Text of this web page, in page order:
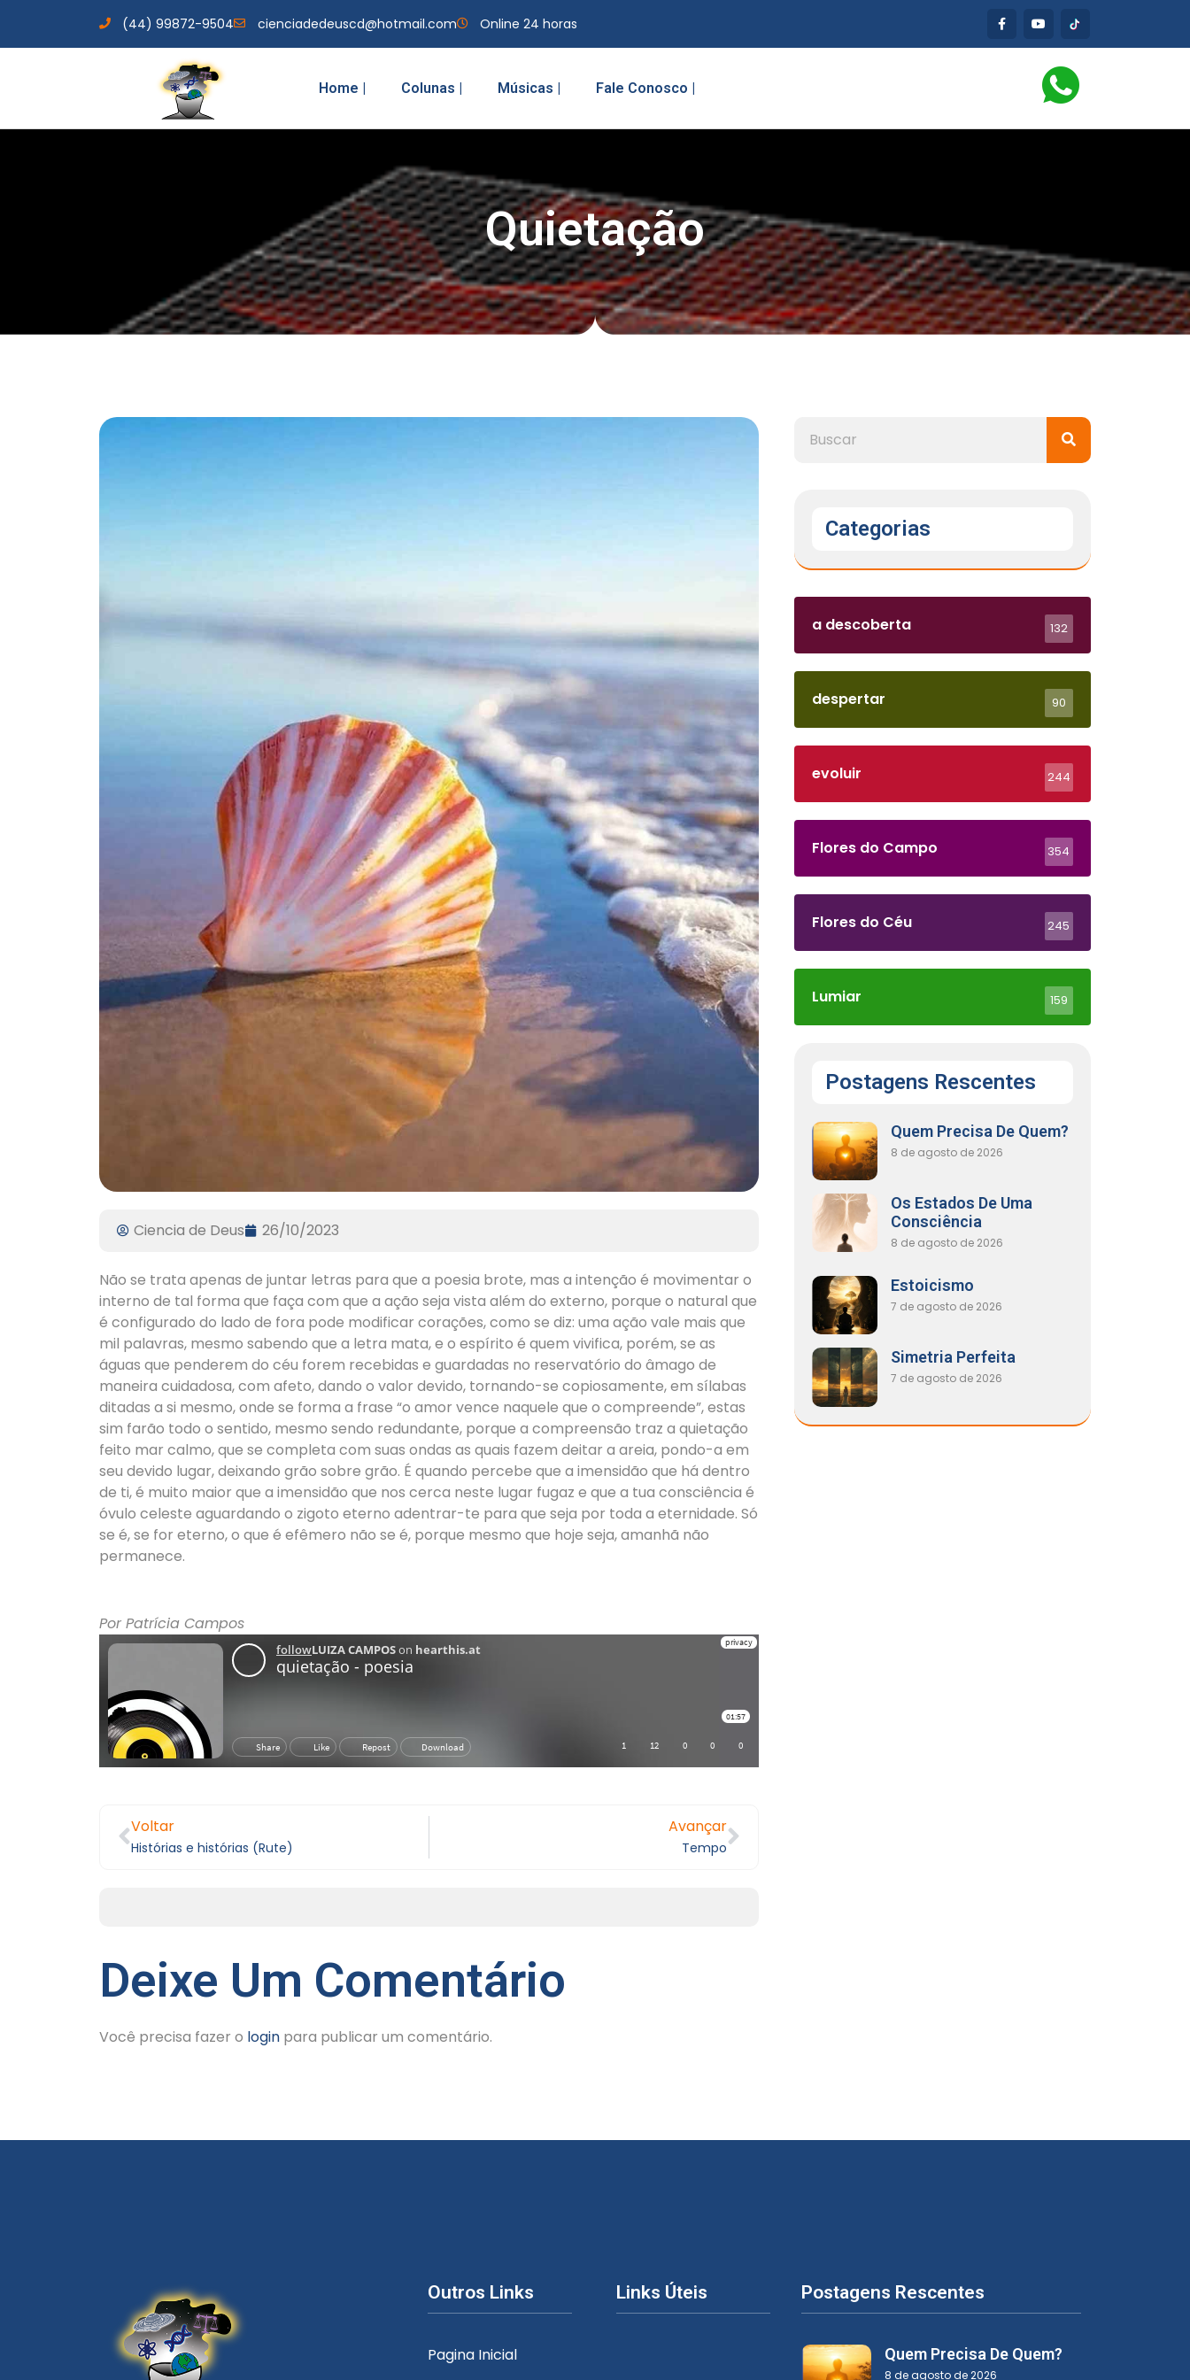
(44) 99872-9504 cienciadedeuscd@hotmail.com Online 24 horas
Home | Colunas | Músicas | Fale Conosco |
Quietação
Ciencia de Deus 26/10/2023
Não se trata apenas de juntar letras para que a poesia brote, mas a intenção é movimentar o
interno de tal forma que faça com que a ação seja vista além do externo, porque o natural que
é configurado do lado de fora pode modificar corações, como se diz: uma ação vale mais que
mil palavras, mesmo sabendo que a letra mata, e o espírito é quem vivifica, porém, se as
águas que penderem do céu forem recebidas e guardadas no reservatório do âmago de
maneira cuidadosa, com afeto, dando o valor devido, tornando-se copiosamente, em sílabas
ditadas a si mesmo, onde se forma a frase “o amor vence naquele que o compreende”, estas
sim farão todo o sentido, mesmo sendo redundante, porque a compreensão traz a quietação
feito mar calmo, que se completa com suas ondas as quais fazem deitar a areia, pondo-a em
seu devido lugar, deixando grão sobre grão. É quando percebe que a imensidão que há dentro
de ti, é muito maior que a imensidão que nos cerca neste lugar fugaz e que a tua consciência é
óvulo celeste aguardando o zigoto eterno adentrar-te para que seja por toda a eternidade. Só
se é, se for eterno, o que é efêmero não se é, porque mesmo que hoje seja, amanhã não
permanece.
Por Patrícia Campos
Voltar
Histórias e histórias (Rute)
Avançar
Tempo
Deixe Um Comentário
Você precisa fazer o login para publicar um comentário.
Categorias
a descoberta 132
despertar 90
evoluir 244
Flores do Campo 354
Flores do Céu 245
Lumiar 159
Postagens Rescentes
Quem Precisa De Quem?
8 de agosto de 2026
Os Estados De Uma
Consciência
8 de agosto de 2026
Estoicismo
7 de agosto de 2026
Simetria Perfeita
7 de agosto de 2026
Outros Links
Pagina Inicial
Links Úteis Postagens Rescentes
Quem Precisa De Quem?
8 de agosto de 2026